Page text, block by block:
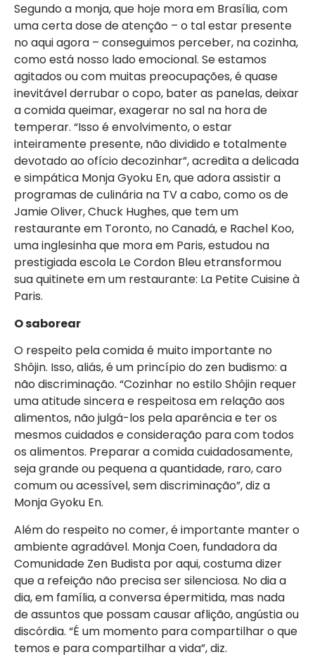
Segundo a monja, que hoje mora em Brasília, com
uma certa dose de atenção – o tal estar presente
no aqui agora – conseguimos perceber, na cozinha,
como está nosso lado emocional. Se estamos
agitados ou com muitas preocupações, é quase
inevitável derrubar o copo, bater as panelas, deixar
a comida queimar, exagerar no sal na hora de
temperar. “Isso é envolvimento, o estar
inteiramente presente, não dividido e totalmente
devotado ao ofício decozinhar”, acredita a delicada
e simpática Monja Gyoku En, que adora assistir a
programas de culinária na TV a cabo, como os de
Jamie Oliver, Chuck Hughes, que tem um
restaurante em Toronto, no Canadá, e Rachel Koo,
uma inglesinha que mora em Paris, estudou na
prestigiada escola Le Cordon Bleu etransformou
sua quitinete em um restaurante: La Petite Cuisine à
Paris.
O saborear
O respeito pela comida é muito importante no
Shôjin. Isso, aliás, é um princípio do zen budismo: a
não discriminação. “Cozinhar no estilo Shôjin requer
uma atitude sincera e respeitosa em relação aos
alimentos, não julgá-los pela aparência e ter os
mesmos cuidados e consideração para com todos
os alimentos. Preparar a comida cuidadosamente,
seja grande ou pequena a quantidade, raro, caro
comum ou acessível, sem discriminação”, diz a
Monja Gyoku En.
Além do respeito no comer, é importante manter o
ambiente agradável. Monja Coen, fundadora da
Comunidade Zen Budista por aqui, costuma dizer
que a refeição não precisa ser silenciosa. No dia a
dia, em família, a conversa épermitida, mas nada
de assuntos que possam causar aflição, angústia ou
discórdia. “É um momento para compartilhar o que
temos e para compartilhar a vida”, diz.